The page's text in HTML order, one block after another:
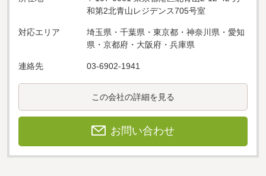
和第2北青山レジデンス705号室
対応エリア
埼玉県・千葉県・東京都・神奈川県・愛知
県・京都府・大阪府・兵庫県
連絡先 03-6902-1941
この会社の詳細を見る
お問い合わせ